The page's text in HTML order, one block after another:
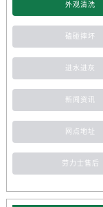
外观清洗
磕碰摔坏
进水进灰
新闻资讯
网点地址
劳力士售后